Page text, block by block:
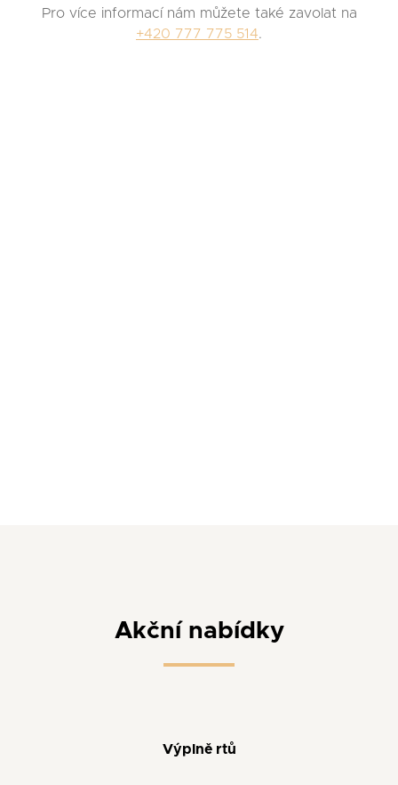
Pro více informací nám můžete také zavolat na
+420 777 775 514.
Akční nabídky
Výplně rtů